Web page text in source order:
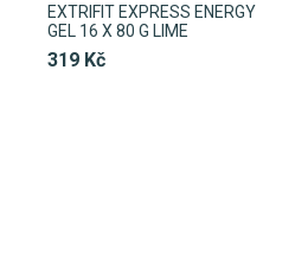
EXTRIFIT EXPRESS ENERGY
GEL 16 X 80 G LIME
319 Kč